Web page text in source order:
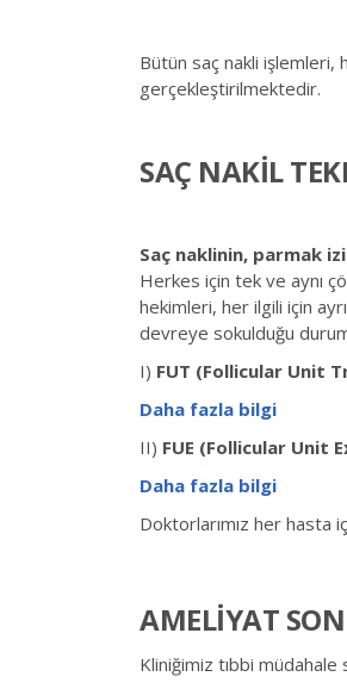
Bütün saç nakli işlemleri,
gerçekleştirilmektedir.
SAÇ NAKİL
Saç naklinin, parmak
Herkes için tek ve aynı
hekimleri, her ilgili için
devreye sokulduğu
I) FUT (Follicular Unit
Daha fazla bilgi
II) FUE (Follicular Unit
Daha fazla bilgi
Doktorlarımız her hasta
AMELİYAT
Kliniğimiz tıbbi